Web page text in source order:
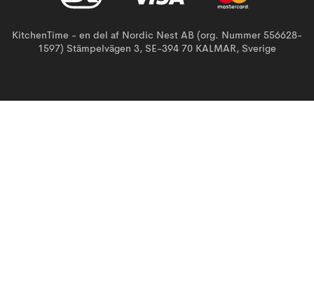
KitchenTime - en del af Nordic Nest AB (org. Nummer 556628-
1597) Stämpelvägen 3, SE-394 70 KALMAR, Sverige